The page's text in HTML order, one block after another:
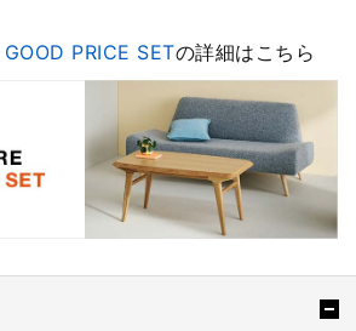
PRICE SETの詳細はこちら